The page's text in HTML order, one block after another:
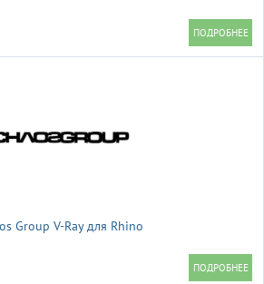
Group V-Ray для Rhino